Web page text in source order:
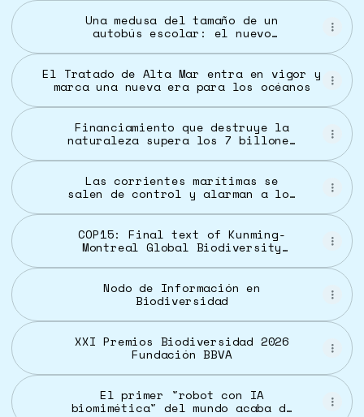
científicos
Una medusa del tamaño de un
autobús escolar: el nuevo
Mar Argentino | EL PAÍS
Argentina
El Tratado de Alta Mar entra en vigor y
marca una nueva era para los océanos
Financiamiento que destruye la
naturaleza supera los 7 billones
global | Aristegui Noticias
Las corrientes marítimas se
salen de control y alarman a los
sorprendido es la palabra
correcta”
COP15: Final text of Kunming-
Montreal Global Biodiversity
Biological Diversity
Nodo de Información en
Biodiversidad
XXI Premios Biodiversidad 2026
Fundación BBVA
El primer "robot con IA
biomimética" del mundo acaba de